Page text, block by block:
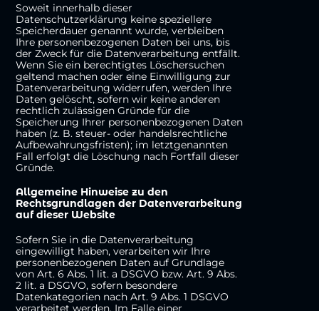
Soweit innerhalb dieser
Datenschutzerklärung keine speziellere
Speicherdauer genannt wurde, verbleiben
Ihre personenbezogenen Daten bei uns, bis
der Zweck für die Datenverarbeitung entfällt.
Wenn Sie ein berechtigtes Löschersuchen
geltend machen oder eine Einwilligung zur
Datenverarbeitung widerrufen, werden Ihre
Daten gelöscht, sofern wir keine anderen
rechtlich zulässigen Gründe für die
Speicherung Ihrer personenbezogenen Daten
haben (z. B. steuer- oder handelsrechtliche
Aufbewahrungsfristen); im letztgenannten
Fall erfolgt die Löschung nach Fortfall dieser
Gründe.
Allgemeine Hinweise zu den
Rechtsgrundlagen der Datenverarbeitung
auf dieser Website
Sofern Sie in die Datenverarbeitung
eingewilligt haben, verarbeiten wir Ihre
personenbezogenen Daten auf Grundlage
von Art. 6 Abs. 1 lit. a DSGVO bzw. Art. 9 Abs.
2 lit. a DSGVO, sofern besondere
Datenkategorien nach Art. 9 Abs. 1 DSGVO
verarbeitet werden. Im Falle einer